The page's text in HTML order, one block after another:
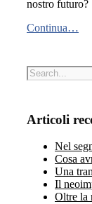
nostro futuro?
Continua…
Articoli
Nel
Cosa
Una
Il
Oltre la